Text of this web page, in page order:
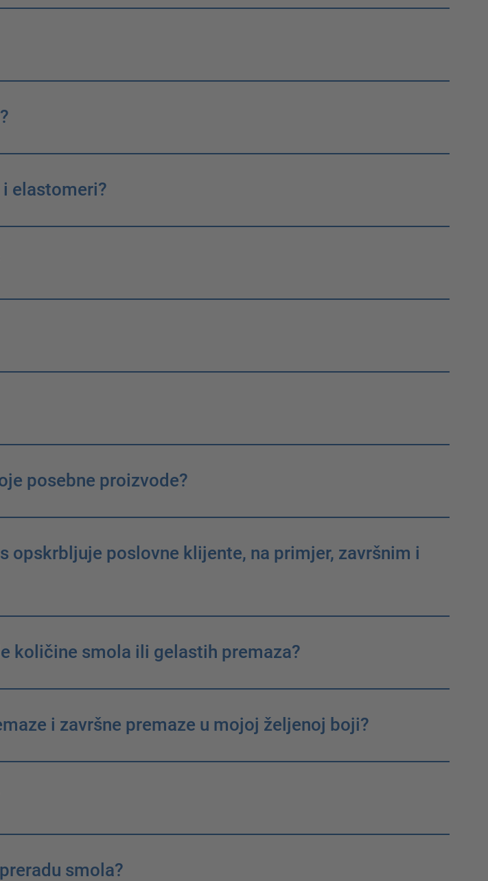
elastomeri?
posebne proizvode?
opskrbljuje poslovne klijente, na primjer, završnim i
količine smola ili gelastih premaza?
i završne premaze u mojoj željenoj boji?
smola?